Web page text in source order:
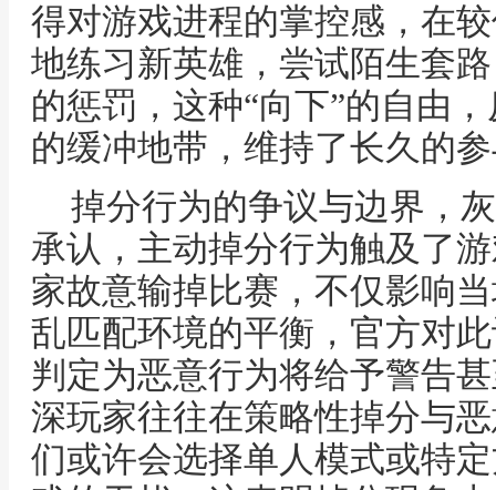
得对游戏进程的掌控感，在
地练习新英雄，尝试陌生套
的惩罚，这种“向下”的自由
的缓冲地带，维持了长久的
掉分行为的争议与边界，
承认，主动掉分行为触及了
家故意输掉比赛，不仅影响
乱匹配环境的平衡，官方对
判定为恶意行为将给予警告
深玩家往往在策略性掉分与
们或许会选择单人模式或特